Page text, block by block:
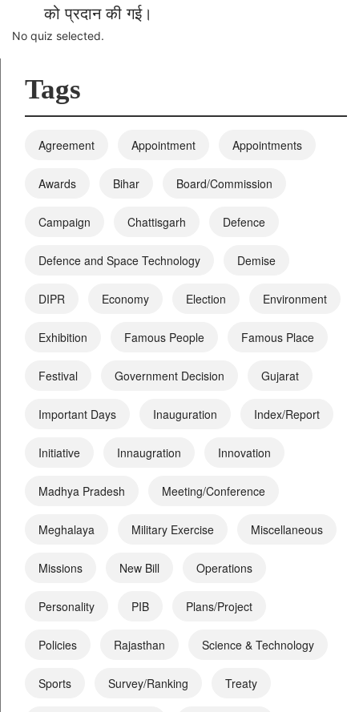
को प्रदान की गई।
No quiz selected.
Tags
Agreement Appointment Appointments
Awards Bihar Board/Commission
Campaign Chattisgarh Defence
Defence and Space Technology Demise
DIPR Economy Election Environment
Exhibition Famous People Famous Place
Festival Government Decision Gujarat
Important Days Inauguration Index/Report
Initiative Innaugration Innovation
Madhya Pradesh Meeting/Conference
Meghalaya Military Exercise Miscellaneous
Missions New Bill Operations
Personality PIB Plans/Project
Policies Rajasthan Science & Technology
Sports Survey/Ranking Treaty